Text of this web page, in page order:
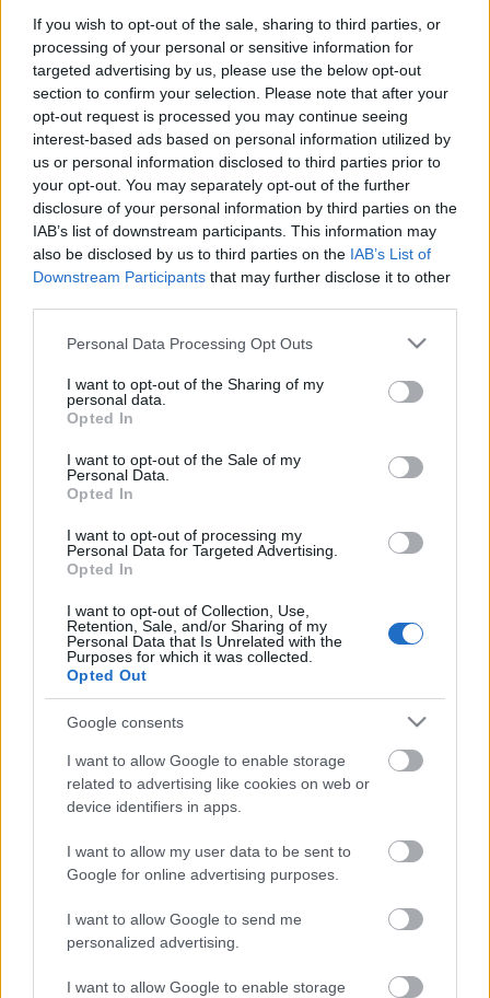
If you wish to opt-out of the sale, sharing to third parties, or
processing of your personal or sensitive information for
targeted advertising by us, please use the below opt-out
section to confirm your selection. Please note that after your
opt-out request is processed you may continue seeing
interest-based ads based on personal information utilized by
us or personal information disclosed to third parties prior to
your opt-out. You may separately opt-out of the further
disclosure of your personal information by third parties on the
IAB’s list of downstream participants. This information may
also be disclosed by us to third parties on the IAB’s List of
Downstream Participants that may further disclose it to other
Please note that this website/app uses one or more Google
not limited to your visit or usage behaviour. You may click to
grant or deny consent to Google and its third-party tags to
use your data for below specified purposes in below Google
consent section.
Personal Data Processing Opt Outs
I want to opt-out of the Sharing of my
personal data.
Opted In
I want to opt-out of the Sale of my
Personal Data.
Opted In
I want to opt-out of processing my
Personal Data for Targeted Advertising.
Opted In
I want to opt-out of Collection, Use,
Retention, Sale, and/or Sharing of my
Personal Data that Is Unrelated with the
Purposes for which it was collected.
Opted Out
Google consents
I want to allow Google to enable storage
related to advertising like cookies on web or
device identifiers in apps.
I want to allow my user data to be sent to
Google for online advertising purposes.
I want to allow Google to send me
personalized advertising.
I want to allow Google to enable storage
hangfelvétel készült az előadásokról. Ez most a
legutóbb rögzített, Patrice Chéreau szép, okos
rendezése, mintha Rothko-színekkel dolgozott volna,
festményben sétálgatnak a hősök, és vitatkoznak
megbocsátásról és bosszúról, hogy szabad-e
normális életet élni, legalább megpróbálni, vagy el
kell számoltatni a bűnösöket. Helyre kell-e
zökkenteni a világot, vagy maga a zökkentés
végteleníti a kisiklást, férjgyilkosságra
anyagyilkosság a válasz, nyilván a testvérgyilkosság
volna a logikus folytatás, bár itt nem az történik.
Minden klassz, a címszereplő Nina Stemme meg
főleg klassz, ahogy végigordít mindenkit, aki beteszi
a lábát a színpadra, nem is érthető, hogy ezt hogyan
lehet végigcsinálni, a többiek váltják egymást, ő meg
egyedül van, úgy állja a kettősöket.
De a hogyan lehet végigcsinálni még mindig
érvényes a nézőtéri oldalon is, egyszerűen nem
magam előtt, ahogy bólogat, ez még belefér, ez is, ez
A legenda szerint az Elektra bemutatóján a függöny
lehullásakor akkora volt a döbbenet a nézőtéren,
hogy tapsolni is elfelejtettek. Strauss hihetetlen
lélekjelenléttel fölállt az első sorban, a közönség felé
fordult, és azt mondta: nem tehetek róla, de nekem
Nem tehetek róla én sem, de nekem nem. Azért nem
adom föl.
Címkék:Elektra Richard Strauss Metropolitan Opera